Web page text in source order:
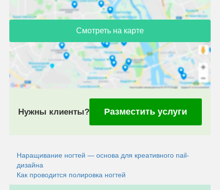
Смотреть на карте
Нужны клиенты? Разместить услуги
Наращивание ногтей — основа для креативного nail-
дизайна
Как проводится полировка ногтей